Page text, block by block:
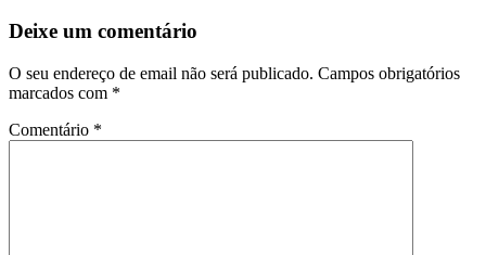
Deixe um comentário
O seu endereço de email não será publicado. Campos obrigatórios
marcados com *
Comentário *